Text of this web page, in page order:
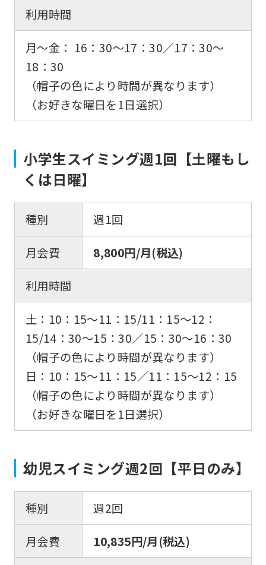
利用時間
月〜金： 16：30〜17：30／17：30〜
18：30
（帽子の色により時間が異なります）
（お好きな曜日を1日選択）
小学生スイミング週1回【土曜もし
くは日曜】
種別
週1回
月会費
8,800円/月(税込)
利用時間
土：10：15〜11：15/11：15〜12：
15/14：30〜15：30／15：30〜16：30
（帽子の色により時間が異なります）
日：10：15〜11：15／11：15〜12：15
（帽子の色により時間が異なります）
（お好きな曜日を1日選択）
幼児スイミング週2回【平日のみ】
種別
週2回
月会費
10,835円/月(税込)